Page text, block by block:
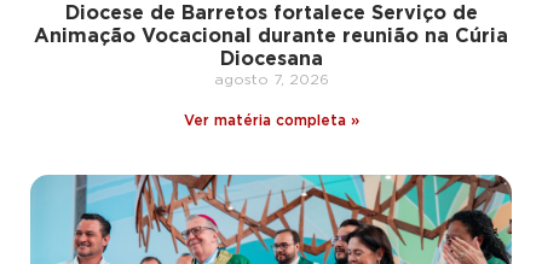
Diocese de Barretos fortalece Serviço de
Animação Vocacional durante reunião na Cúria
Diocesana
agosto 7, 2026
Ver matéria completa »